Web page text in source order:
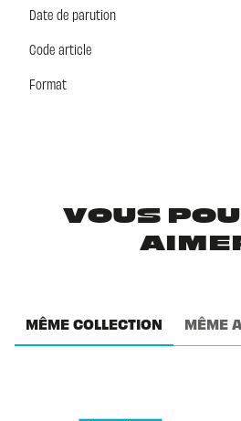
Date de parution
Code article
Format
VOUS
MÊME COLLECTION MÊME